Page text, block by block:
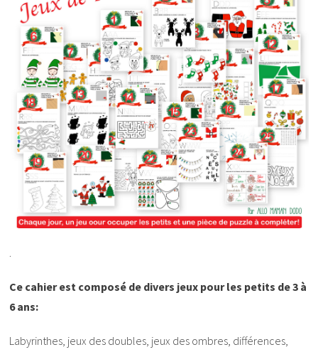
Ce cahier est composé de divers jeux pour les petits de 3 à
6 ans:
Labyrinthes, jeux des doubles, jeux des ombres, différences,